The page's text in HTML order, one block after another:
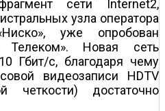
сети Internet2,
узла оператора
уже опробован
Телеком». Новая сеть
Гбит/с, благодаря чему
видеозаписи HDTV
четкости) достаточно